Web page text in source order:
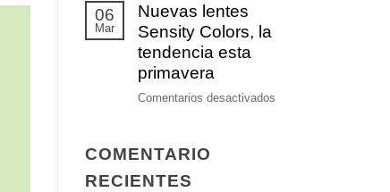
06
Mar
Nuevas lentes
Sensity Colors, la
tendencia esta
primavera
Comentarios desactivados
COMENTARIO
RECIENTES